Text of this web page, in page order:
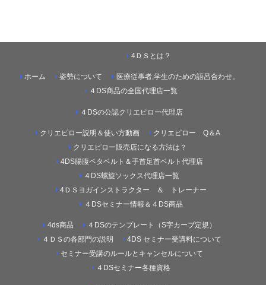
ホーム
4ＤＳとは？
姿勢について
医療従事者,学生のための語呂合わせ。
４DS商品の全国代理店一覧
４DSの公認クリエピロー代理店
クリエピロー説明＆使い方動画
クリエピロー Q＆A
クリエピロー販売店になる方法は？
4DS腸腹ペタベルト＆手首足首ベルト代理店
４DS螺旋ソックス代理店一覧
4ＤＳヨガインストラクター ＆ トレーナー
４DSセミナー情報＆４DS商品
4ds商品
４DSのテンプレート（S字カーブ定規）
４ＤＳの各部門の説明
4DS セミナー受講料について
セミナー受講のルールとキャンセルについて
４DSセミナー各種資格